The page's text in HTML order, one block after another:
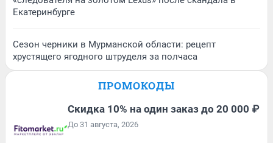
Екатеринбурге
Сезон черники в Мурманской области: рецепт
хрустящего ягодного штруделя за полчаса
ПРОМОКОДЫ
Скидка 10% на один заказ до 20 000 ₽
До 31 августа, 2026